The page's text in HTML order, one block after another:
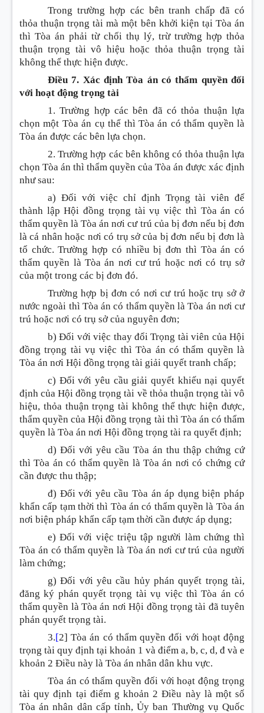
Trong trường hợp các bên tranh chấp đã có
thỏa thuận trọng tài mà một bên khởi kiện tại Tòa án
thì Tòa án phải từ chối thụ lý, trừ trường hợp thỏa
thuận trọng tài vô hiệu hoặc thỏa thuận trọng tài
không thể thực hiện được.
Điều 7. Xác định Tòa án có thẩm quyền đối
với hoạt động trọng tài
1. Trường hợp các bên đã có thỏa thuận lựa
chọn một Tòa án cụ thể thì Tòa án có thẩm quyền là
Tòa án được các bên lựa chọn.
2. Trường hợp các bên không có thỏa thuận lựa
chọn Tòa án thì thẩm quyền của Tòa án được xác định
như sau:
a) Đối với việc chỉ định Trọng tài viên để
thành lập Hội đồng trọng tài vụ việc thì Tòa án có
thẩm quyền là Tòa án nơi cư trú của bị đơn nếu bị đơn
là cá nhân hoặc nơi có trụ sở của bị đơn nếu bị đơn là
tổ chức. Trường hợp có nhiều bị đơn thì Tòa án có
thẩm quyền là Tòa án nơi cư trú hoặc nơi có trụ sở
của một trong các bị đơn đó.
Trường hợp bị đơn có nơi cư trú hoặc trụ sở ở
nước ngoài thì Tòa án có thẩm quyền là Tòa án nơi cư
trú hoặc nơi có trụ sở của nguyên đơn;
b) Đối với việc thay đổi Trọng tài viên của Hội
đồng trọng tài vụ việc thì Tòa án có thẩm quyền là
Tòa án nơi Hội đồng trọng tài giải quyết tranh chấp;
c) Đối với yêu cầu giải quyết khiếu nại quyết
định của Hội đồng trọng tài về thỏa thuận trọng tài vô
hiệu, thỏa thuận trọng tài không thể thực hiện được,
thẩm quyền của Hội đồng trọng tài thì Tòa án có thẩm
quyền là Tòa án nơi Hội đồng trọng tài ra quyết định;
d) Đối với yêu cầu Tòa án thu thập chứng cứ
thì Tòa án có thẩm quyền là Tòa án nơi có chứng cứ
cần được thu thập;
đ) Đối với yêu cầu Tòa án áp dụng biện pháp
khẩn cấp tạm thời thì Tòa án có thẩm quyền là Tòa án
nơi biện pháp khẩn cấp tạm thời cần được áp dụng;
e) Đối với việc triệu tập người làm chứng thì
Tòa án có thẩm quyền là Tòa án nơi cư trú của người
làm chứng;
g) Đối với yêu cầu hủy phán quyết trọng tài,
đăng ký phán quyết trọng tài vụ việc thì Tòa án có
thẩm quyền là Tòa án nơi Hội đồng trọng tài đã tuyên
phán quyết trọng tài.
3.[2] Tòa án có thẩm quyền đối với hoạt động
trọng tài quy định tại khoản 1 và điểm a, b, c, d, đ và e
khoản 2 Điều này là Tòa án nhân dân khu vực.
Tòa án có thẩm quyền đối với hoạt động trọng
tài quy định tại điểm g khoản 2 Điều này là một số
Tòa án nhân dân cấp tỉnh, Ủy ban Thường vụ Quốc